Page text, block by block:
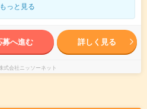
もっと見る
募へ進む 詳しく見る
式会社ニッソーネット